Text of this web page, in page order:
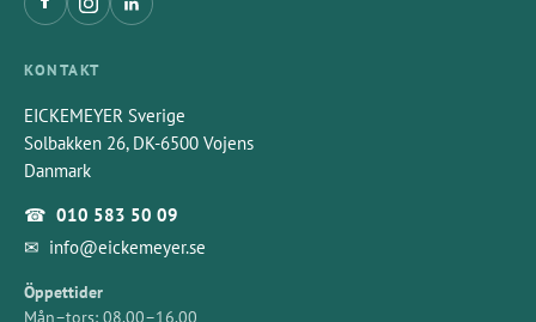
KONTAKT
EICKEMEYER Sverige
Solbakken 26, DK-6500 Vojens
Danmark
☎ 010 583 50 09
✉ info@eickemeyer.se
Öppettider
Mån–tors: 08.00–16.00